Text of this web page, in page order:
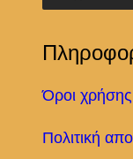
Όροι χρήσης
Πολιτική